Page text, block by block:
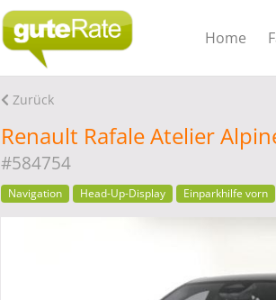
Home
Zurück
Renault Rafale Atelier
#584754
Navigation Head-Up-Display Einparkhilfe vorn